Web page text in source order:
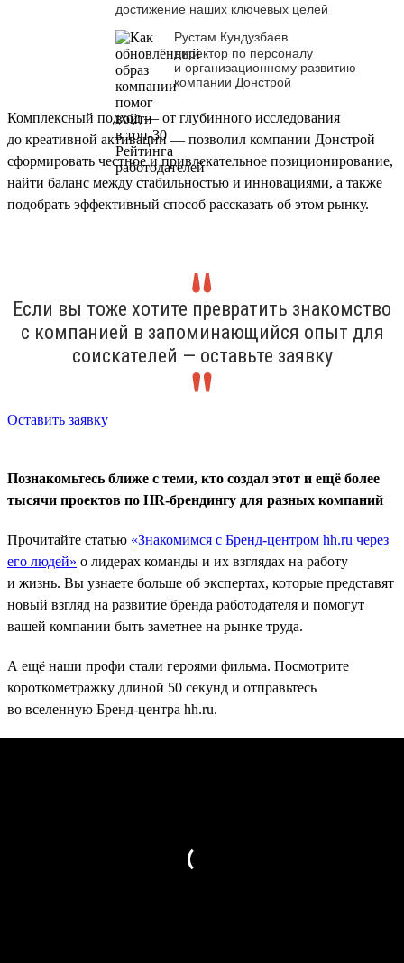
достижение наших ключевых целей
Рустам Кундузбаев
директор по персоналу
и организационному развитию
компании Донстрой
Комплексный подход — от глубинного исследования
до креативной активации — позволил компании Донстрой
сформировать честное и привлекательное позиционирование,
найти баланс между стабильностью и инновациями, а также
подобрать эффективный способ рассказать об этом рынку.
Если вы тоже хотите превратить знакомство
с компанией в запоминающийся опыт для
соискателей — оставьте заявку
Оставить заявку
Познакомьтесь ближе с теми, кто создал этот и ещё более
тысячи проектов по HR-брендингу для разных компаний
Прочитайте статью «Знакомимся с Бренд-центром hh.ru через
его людей» о лидерах команды и их взглядах на работу
и жизнь. Вы узнаете больше об экспертах, которые представят
новый взгляд на развитие бренда работодателя и помогут
вашей компании быть заметнее на рынке труда.
А ещё наши профи стали героями фильма. Посмотрите
короткометражку длиной 50 секунд и отправьтесь
во вселенную Бренд-центра hh.ru.